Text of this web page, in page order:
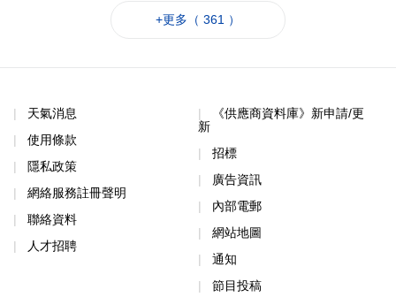
+更多（ 361 ）
天氣消息
使用條款
隱私政策
網絡服務註冊聲明
聯絡資料
人才招聘
《供應商資料庫》新申請/更
新
招標
廣告資訊
內部電郵
網站地圖
通知
節目投稿